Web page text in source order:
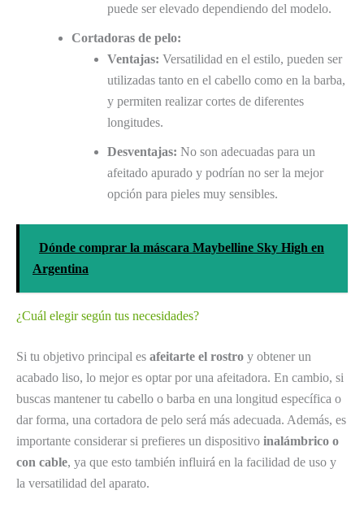
puede ser elevado dependiendo del modelo.
Cortadoras de pelo:
Ventajas: Versatilidad en el estilo, pueden ser
utilizadas tanto en el cabello como en la barba,
y permiten realizar cortes de diferentes
longitudes.
Desventajas: No son adecuadas para un
afeitado apurado y podrían no ser la mejor
opción para pieles muy sensibles.
Dónde comprar la máscara Maybelline Sky High en
Argentina
¿Cuál elegir según tus necesidades?
Si tu objetivo principal es afeitarte el rostro y obtener un
acabado liso, lo mejor es optar por una afeitadora. En cambio, si
buscas mantener tu cabello o barba en una longitud específica o
dar forma, una cortadora de pelo será más adecuada. Además, es
importante considerar si prefieres un dispositivo inalámbrico o
con cable, ya que esto también influirá en la facilidad de uso y
la versatilidad del aparato.